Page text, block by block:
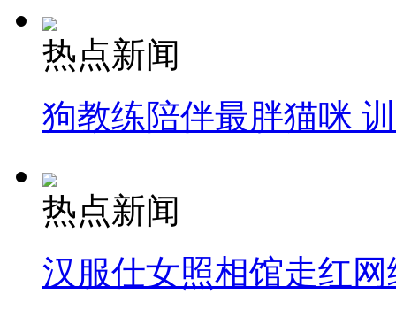
热点新闻
狗教练陪伴最胖猫咪
热点新闻
汉服仕女照相馆走红网